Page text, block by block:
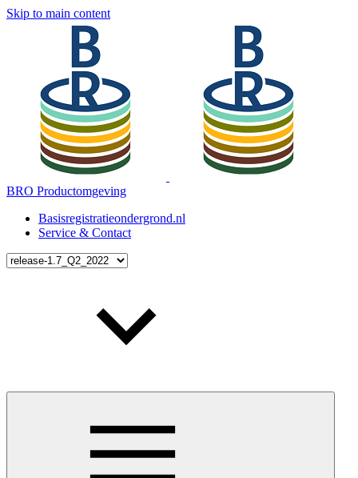
Skip to main content
BRO Productomgeving
Basisregistratieondergrond.nl
Service & Contact